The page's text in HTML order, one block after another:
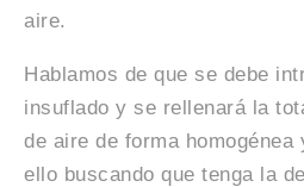
aire.
Hablamos de que se debe
insuflado y se rellenará la
de aire de forma
ello buscando que tenga la